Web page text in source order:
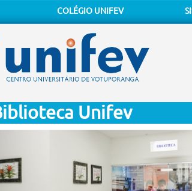
COLÉGIO UNIFEV
Unifev